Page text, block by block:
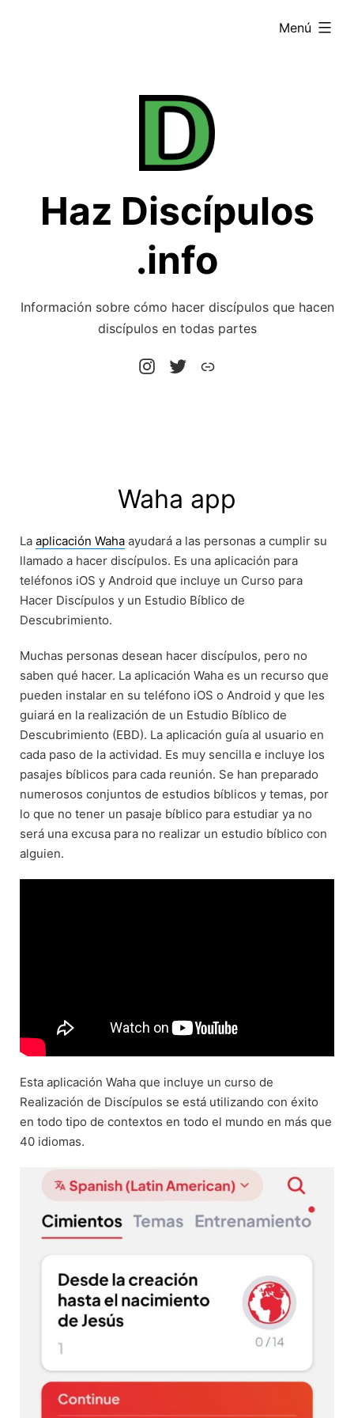
Haz Discípulos
.info
Información sobre cómo hacer discípulos que hacen
discípulos en todas partes
Menú
ampliado
Instrgram
X Web
Waha app
La aplicación Waha ayudará a las personas a cumplir su
llamado a hacer discípulos. Es una aplicación para
teléfonos iOS y Android que incluye un Curso para
Hacer Discípulos y un Estudio Bíblico de
Descubrimiento.
Muchas personas desean hacer discípulos, pero no
saben qué hacer. La aplicación Waha es un recurso que
pueden instalar en su teléfono iOS o Android y que les
guiará en la realización de un Estudio Bíblico de
Descubrimiento (EBD). La aplicación guía al usuario en
cada paso de la actividad. Es muy sencilla e incluye los
pasajes bíblicos para cada reunión. Se han preparado
numerosos conjuntos de estudios bíblicos y temas, por
lo que no tener un pasaje bíblico para estudiar ya no
será una excusa para no realizar un estudio bíblico con
alguien.
Esta aplicación Waha que incluye un curso de
Realización de Discípulos se está utilizando con éxito
en todo tipo de contextos en todo el mundo en más que
40 idiomas.